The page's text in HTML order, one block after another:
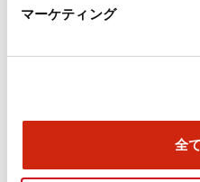
マーケティング
全
旧カタログ_TWSシリ
25年4月版）（日本語）